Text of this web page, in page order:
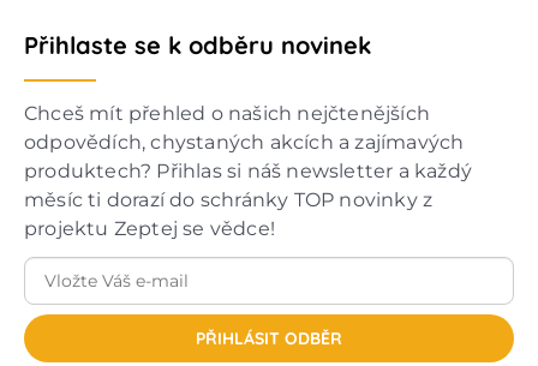
Přihlaste se k odběru novinek
Chceš mít přehled o našich nejčtenějších
odpovědích, chystaných akcích a zajímavých
produktech? Přihlas si náš newsletter a každý
měsíc ti dorazí do schránky TOP novinky z
projektu Zeptej se vědce!
PŘIHLÁSIT ODBĚR